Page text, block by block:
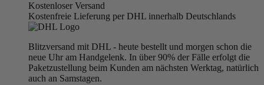
Kostenloser Versand
Kostenfreie Lieferung per DHL innerhalb Deutschlands
Blitzversand mit DHL - heute bestellt und morgen schon die
neue Uhr am Handgelenk. In über 90% der Fälle erfolgt die
Paketzustellung beim Kunden am nächsten Werktag, natürlich
auch an Samstagen.